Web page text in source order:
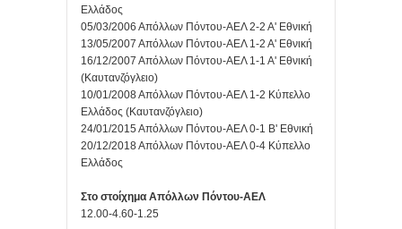
Ελλάδος
05/03/2006 Απόλλων Πόντου-ΑΕΛ 2-2 Α' Εθνική
13/05/2007 Απόλλων Πόντου-ΑΕΛ 1-2 Α' Εθνική
16/12/2007 Απόλλων Πόντου-ΑΕΛ 1-1 Α' Εθνική
(Καυτανζόγλειο)
10/01/2008 Απόλλων Πόντου-ΑΕΛ 1-2 Κύπελλο
Ελλάδος (Καυτανζόγλειο)
24/01/2015 Απόλλων Πόντου-ΑΕΛ 0-1 Β' Εθνική
20/12/2018 Απόλλων Πόντου-ΑΕΛ 0-4 Κύπελλο
Ελλάδος
Στο στοίχημα Απόλλων Πόντου-ΑΕΛ
12.00-4.60-1.25